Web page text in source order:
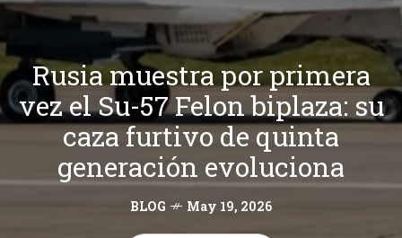
Rusia muestra por primera
vez el Su-57 Felon biplaza: su
caza furtivo de quinta
generación evoluciona
BLOG May 19, 2026